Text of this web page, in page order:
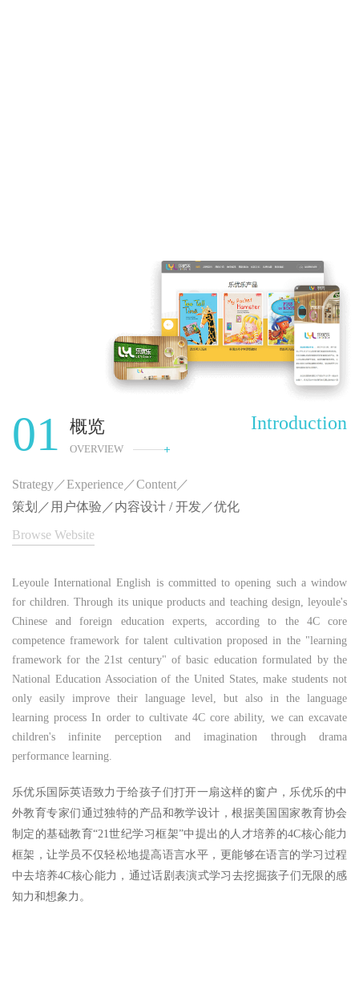
01 概览
OVERVIEW
Introduction
Strategy／Experience／Content／
策划／用户体验／内容设计 / 开发／优化
Browse Website
Leyoule International English is committed to opening such a window
for children. Through its unique products and teaching design, leyoule's
Chinese and foreign education experts, according to the 4C core
competence framework for talent cultivation proposed in the "learning
framework for the 21st century" of basic education formulated by the
National Education Association of the United States, make students not
only easily improve their language level, but also in the language
learning process In order to cultivate 4C core ability, we can excavate
children's infinite perception and imagination through drama
performance learning.
乐优乐国际英语致力于给孩子们打开一扇这样的窗户，乐优乐的中
外教育专家们通过独特的产品和教学设计，根据美国国家教育协会
制定的基础教育“21世纪学习框架”中提出的人才培养的4C核心能力
框架，让学员不仅轻松地提高语言水平，更能够在语言的学习过程
中去培养4C核心能力，通过话剧表演式学习去挖掘孩子们无限的感
知力和想象力。